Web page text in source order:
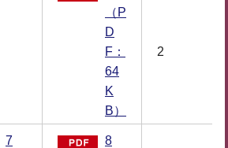
（P
D
F：
64
K
B）
2
7
8